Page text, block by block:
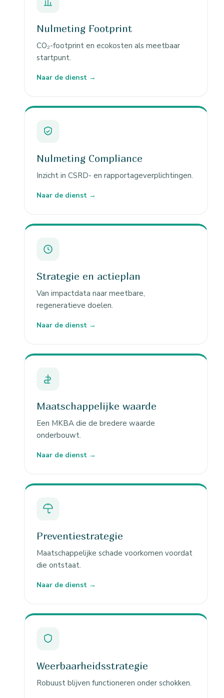
Nulmeting Footprint
CO₂-footprint en ecokosten als meetbaar
startpunt.
Naar de dienst →
Nulmeting Compliance
Inzicht in CSRD- en rapportageverplichtingen.
Naar de dienst →
Strategie en actieplan
Van impactdata naar meetbare,
regeneratieve doelen.
Naar de dienst →
Maatschappelijke waarde
Een MKBA die de bredere waarde
onderbouwt.
Naar de dienst →
Preventiestrategie
Maatschappelijke schade voorkomen voordat
die ontstaat.
Naar de dienst →
Weerbaarheidsstrategie
Robuust blijven functioneren onder schokken.